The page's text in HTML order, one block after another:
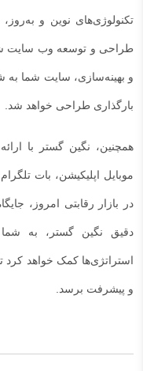
تکنولوژی‌های نوین و
طراحی و توسعه وب سایت
و بهینه‌سازی، سایت شما
بارگذاری طراحی خواهد شد.
همچنین، نگین گستر با
موبایل اپلیکیشن، بات
در بازار رقابتی امروز،
دقیق نگین گستر، به شما
استراتژی‌ها کمک خواهد
و پیشرفت برسد.